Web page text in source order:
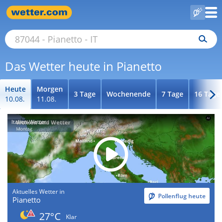
Das Wetter heute in Pianetto
Heute
10.08.
Morgen
11.08.
3 Tage Wochenende 7 Tage 16 Tage
Italien-Wetter
Aktuelles Wetter in
Pianetto Pollenflug heute
27°C
Klar